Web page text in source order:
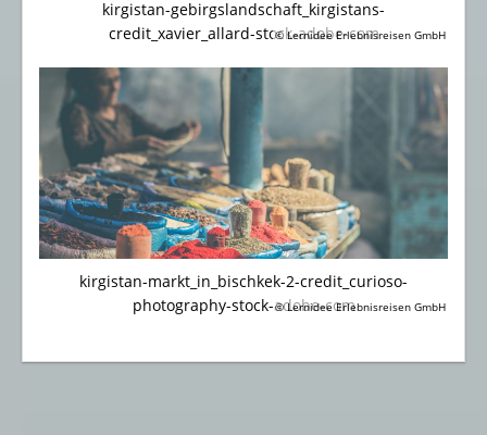
© Lernidee Erlebnisreisen GmbH
kirgistan-gebirgslandschaft_kirgistans-
credit_xavier_allard-stock-adobe-com
© Lernidee Erlebnisreisen GmbH
kirgistan-markt_in_bischkek-2-credit_curioso-
photography-stock-adobe-com